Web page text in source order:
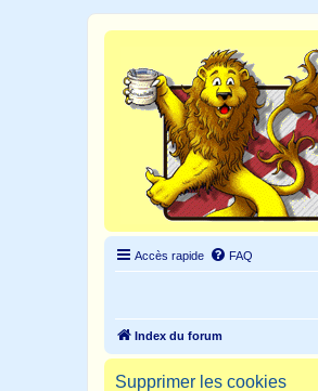
Accès rapide FAQ
Index du forum
Supprimer les cookies